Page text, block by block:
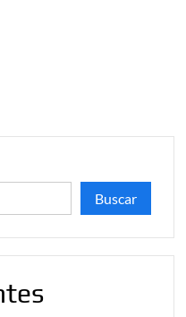
Buscar